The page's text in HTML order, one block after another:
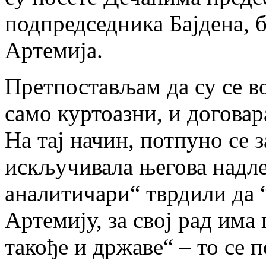
подпредседника Бајдена,
Артемија.
Претпостављам да су се
само куртоазни, и
На тај начин, потпуно се
искључивала његова
аналитичари“ тврдили да
Артемију, за свој рад
такође и државе“ – то се